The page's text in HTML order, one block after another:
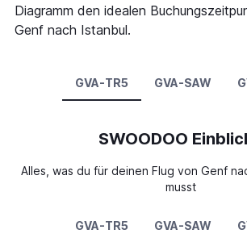
Diagramm den idealen
Genf nach Istanbul.
GVA-TR5 GVA-SAW
SWOODOO
Alles, was du für deinen Flug von Genf
musst
GVA-TR5 GVA-SAW